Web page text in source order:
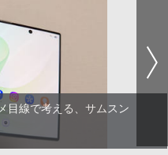
目線で考える、サムスン